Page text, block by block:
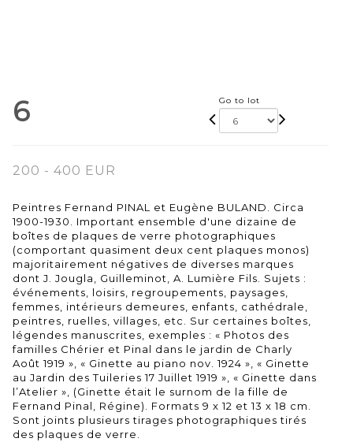
6 Go to lot
200 - 400 EUR
Peintres Fernand PINAL et Eugène BULAND. Circa
1900-1930. Important ensemble d'une dizaine de
boîtes de plaques de verre photographiques
(comportant quasiment deux cent plaques monos)
majoritairement négatives de diverses marques
dont J. Jougla, Guilleminot, A. Lumière Fils. Sujets :
événements, loisirs, regroupements, paysages,
femmes, intérieurs demeures, enfants, cathédrale,
peintres, ruelles, villages, etc. Sur certaines boîtes,
légendes manuscrites, exemples : « Photos des
familles Chérier et Pinal dans le jardin de Charly
Août 1919 », « Ginette au piano nov. 1924 », « Ginette
au Jardin des Tuileries 17 Juillet 1919 », « Ginette dans
l’Atelier », (Ginette était le surnom de la fille de
Fernand Pinal, Régine). Formats 9 x 12 et 13 x 18 cm.
Sont joints plusieurs tirages photographiques tirés
des plaques de verre.